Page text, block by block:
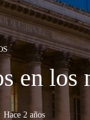
en los
Hace 2 años